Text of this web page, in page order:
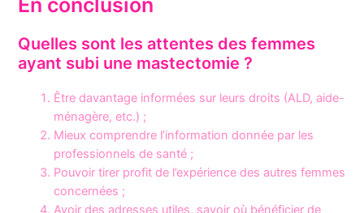
En conclusion
Quelles sont les attentes des femmes
ayant subi une mastectomie ?
Être davantage informées sur leurs droits (ALD, aide-
ménagère, etc.) ;
Mieux comprendre l’information donnée par les
professionnels de santé ;
Pouvoir tirer profit de l’expérience des autres femmes
concernées ;